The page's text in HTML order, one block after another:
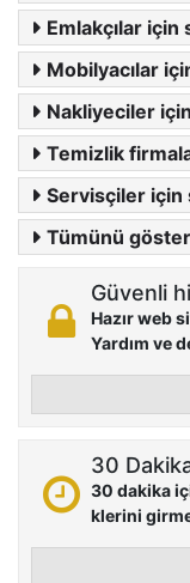
Emlakçılar için
Mobilyacılar
Nakliyeciler
Temizlik
Servisçiler için
Tümünü göster
Güvenli
Hazır web
Yardım ve
30
30 dakika
klerini